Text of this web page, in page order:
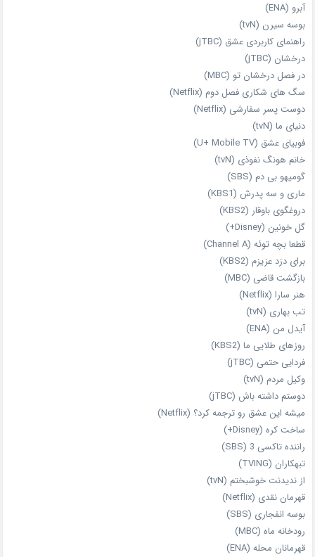
آبرو (ENA)
بوسه سیرن (tvN)
راهنمای کاربردی عشق (jTBC)
درخشان (jTBC)
در فصل درخشان تو (MBC)
سگ های شکاری فصل دوم (Netflix)
دوست‌ پسر سفارشی (Netflix)
دنیای ما (tvN)
فوبیای عشق (U+ Mobile TV)
خانم هونگ نفوذی (tvN)
گومیهو بی دم (SBS)
ماری و سه پدرش (KBS1)
دروغگوی باوقار (KBS2)
گل خونین (Disney+)
قطعا بچه توئه (Channel A)
برای دزد عزیزم (KBS2)
بازگشت قاضی (MBC)
هنر سارا (Netflix)
تب بهاری (tvN)
آیدل من (ENA)
روزهای طلایی ما (KBS2)
فردایی حتمی (jTBC)
وکیل مردم (tvN)
دوستم داشته باش (jTBC)
میشه این عشق رو ترجمه کرد؟ (Netflix)
ساخت کره (Disney+)
راننده تاکسی 3 (SBS)
تبهکاران (TVING)
از ندیدنت خوشبختم (tvN)
قهرمان نقدی (Netflix)
بوسه انفجاری (SBS)
رودخانه ماه (MBC)
قهرمانان محله (ENA)